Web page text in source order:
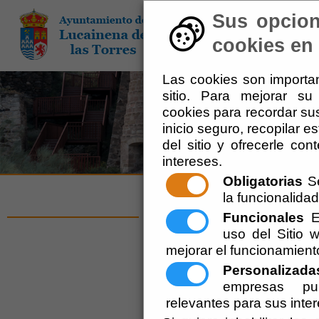
Sus
cookies
Las cookies son
sitio. Para mejorar su
cookies para recordar
inicio seguro, recopilar
del sitio y ofrecerle
intereses.
Obligatorias
la
Funcionales
uso del Sitio
mejorar el
empresas
relevantes para sus
El Ayuntamiento
Criterios de
Bajo las sigas
Consortium en cuanto a
accesibilidad de los contenidos
Las pautas que emanan de